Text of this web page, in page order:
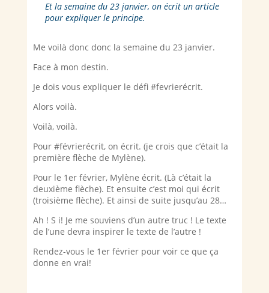
Et la semaine du 23 janvier, on écrit un article
pour expliquer le principe.
Me voilà donc donc la semaine du 23 janvier.
Face à mon destin.
Je dois vous expliquer le défi #fevrierécrit.
Alors voilà.
Voilà, voilà.
Pour #févrierécrit, on écrit. (je crois que c’était la
première flèche de Mylène).
Pour le 1er février, Mylène écrit. (Là c’était la
deuxième flèche). Et ensuite c’est moi qui écrit
(troisième flèche). Et ainsi de suite jusqu’au 28…
Ah ! S i! Je me souviens d’un autre truc ! Le texte
de l’une devra inspirer le texte de l’autre !
Rendez-vous le 1er février pour voir ce que ça
donne en vrai!